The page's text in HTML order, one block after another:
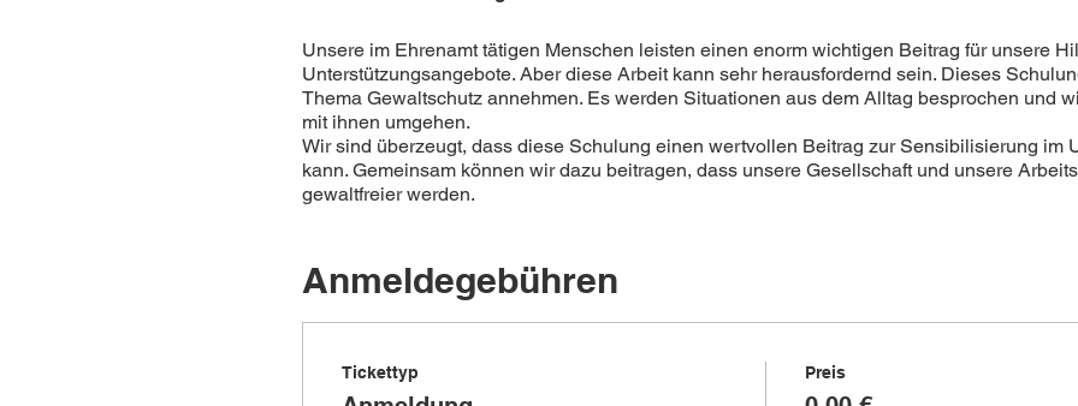
Unsere im Ehrenamt tätigen Menschen leisten einen enorm wichtigen Beitrag für unsere
Unterstützungsangebote. Aber diese Arbeit kann sehr herausfordernd sein. Dieses
Thema Gewaltschutz annehmen. Es werden Situationen aus dem Alltag besprochen und
mit ihnen umgehen.
Wir sind überzeugt, dass diese Schulung einen wertvollen Beitrag zur Sensibilisierung im
kann. Gemeinsam können wir dazu beitragen, dass unsere Gesellschaft und unsere
gewaltfreier werden.
Anmeldegebühren
Tickettyp Preis